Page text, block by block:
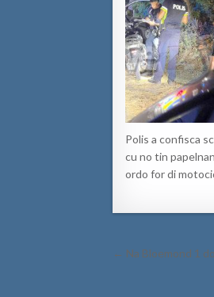
Polis a confisca
cu no tin
ordo for di
Post
← Na Bloemond 1